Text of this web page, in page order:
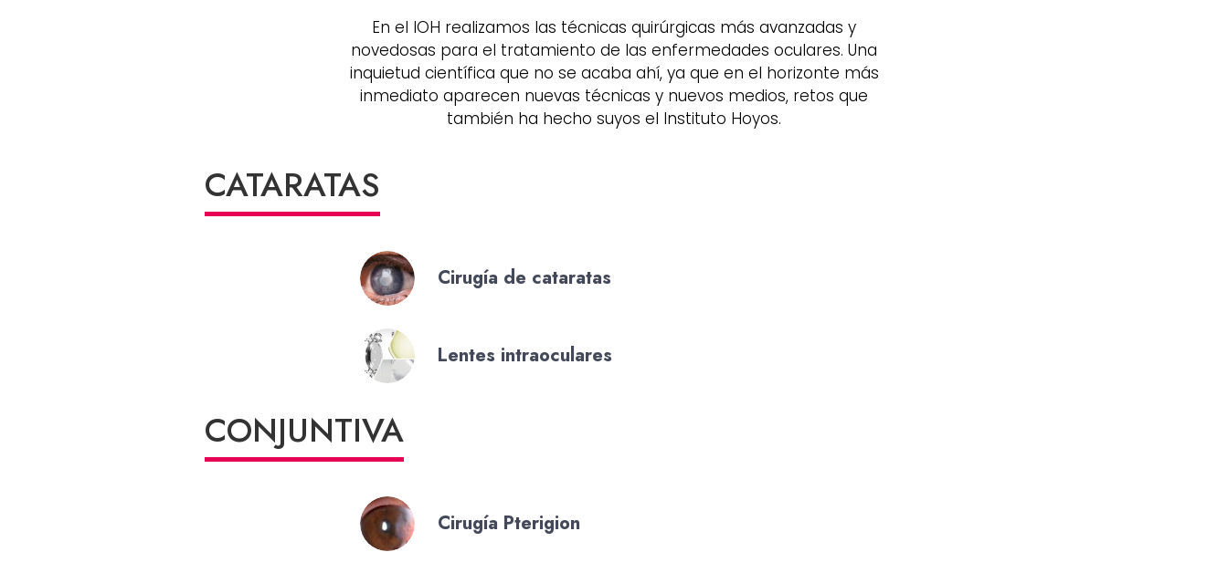
En el IOH realizamos las técnicas quirúrgicas más avanzadas y
novedosas para el tratamiento de las enfermedades oculares. Una
inquietud científica que no se acaba ahí, ya que en el horizonte más
inmediato aparecen nuevas técnicas y nuevos medios, retos que
también ha hecho suyos el Instituto Hoyos.
CATARATAS
Cirugía de cataratas
Lentes intraoculares
CONJUNTIVA
Cirugía Pterigion